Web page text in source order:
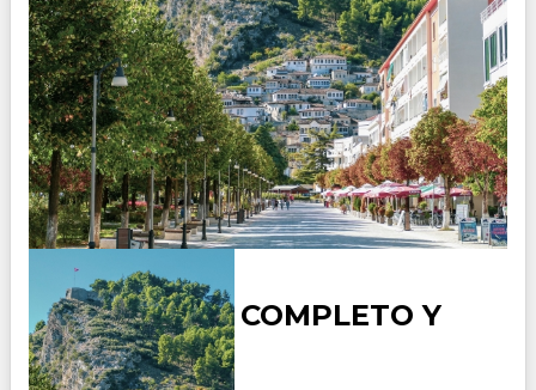
ALBANIA AL COMPLETO Y
ATENAS